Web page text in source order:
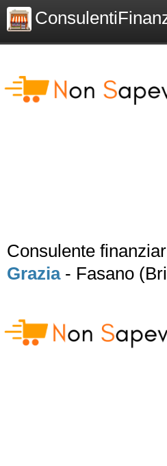
Consulente
Grazia- Fasano